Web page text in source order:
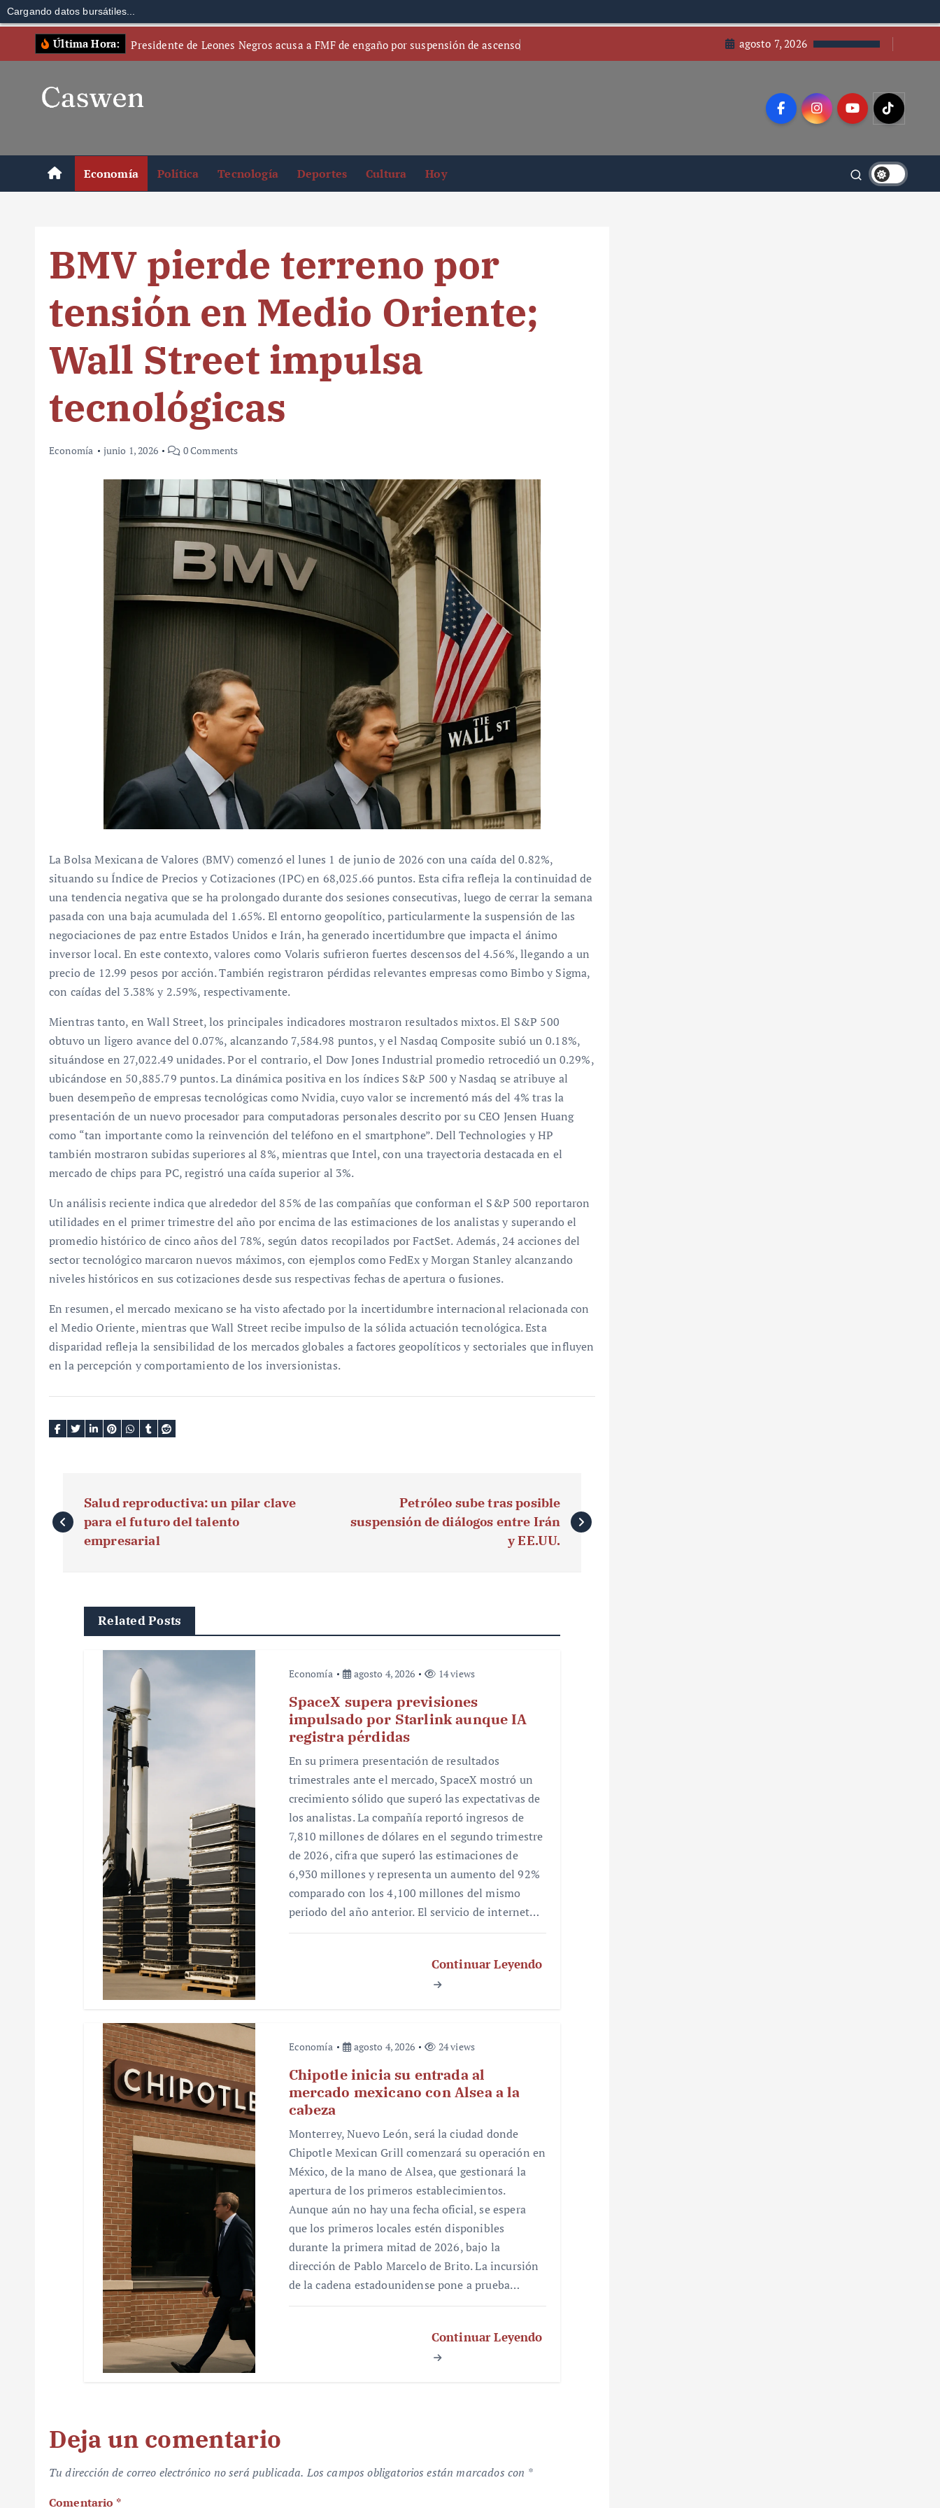
Cargando datos bursátiles...
Última Hora: Presidente de Leones Negros acusa a FMF de engaño por suspensión de ascenso agosto 7, 2026
Economía Política Tecnología Deportes Cultura Hoy
BMV pierde terreno por
tensión en Medio Oriente;
Wall Street impulsa
tecnológicas
Economía junio 1, 2026 0 Comments
La Bolsa Mexicana de Valores (BMV) comenzó el lunes 1 de junio de 2026 con una caída del 0.82%,
situando su Índice de Precios y Cotizaciones (IPC) en 68,025.66 puntos. Esta cifra refleja la continuidad de
una tendencia negativa que se ha prolongado durante dos sesiones consecutivas, luego de cerrar la semana
pasada con una baja acumulada del 1.65%. El entorno geopolítico, particularmente la suspensión de las
negociaciones de paz entre Estados Unidos e Irán, ha generado incertidumbre que impacta el ánimo
inversor local. En este contexto, valores como Volaris sufrieron fuertes descensos del 4.56%, llegando a un
precio de 12.99 pesos por acción. También registraron pérdidas relevantes empresas como Bimbo y Sigma,
con caídas del 3.38% y 2.59%, respectivamente.
Mientras tanto, en Wall Street, los principales indicadores mostraron resultados mixtos. El S&P 500
obtuvo un ligero avance del 0.07%, alcanzando 7,584.98 puntos, y el Nasdaq Composite subió un 0.18%,
situándose en 27,022.49 unidades. Por el contrario, el Dow Jones Industrial promedio retrocedió un 0.29%,
ubicándose en 50,885.79 puntos. La dinámica positiva en los índices S&P 500 y Nasdaq se atribuye al
buen desempeño de empresas tecnológicas como Nvidia, cuyo valor se incrementó más del 4% tras la
presentación de un nuevo procesador para computadoras personales descrito por su CEO Jensen Huang
como “tan importante como la reinvención del teléfono en el smartphone”. Dell Technologies y HP
también mostraron subidas superiores al 8%, mientras que Intel, con una trayectoria destacada en el
mercado de chips para PC, registró una caída superior al 3%.
Un análisis reciente indica que alrededor del 85% de las compañías que conforman el S&P 500 reportaron
utilidades en el primer trimestre del año por encima de las estimaciones de los analistas y superando el
promedio histórico de cinco años del 78%, según datos recopilados por FactSet. Además, 24 acciones del
sector tecnológico marcaron nuevos máximos, con ejemplos como FedEx y Morgan Stanley alcanzando
niveles históricos en sus cotizaciones desde sus respectivas fechas de apertura o fusiones.
En resumen, el mercado mexicano se ha visto afectado por la incertidumbre internacional relacionada con
el Medio Oriente, mientras que Wall Street recibe impulso de la sólida actuación tecnológica. Esta
disparidad refleja la sensibilidad de los mercados globales a factores geopolíticos y sectoriales que influyen
en la percepción y comportamiento de los inversionistas.
a
Salud reproductiva: un pilar clave
para el futuro del talento
empresarial
Petróleo sube tras posible
suspensión de diálogos entre Irán
y EE.UU.
Related Posts
Economía agosto 4, 2026 14 views
SpaceX supera previsiones
impulsado por Starlink aunque IA
registra pérdidas
En su primera presentación de resultados
trimestrales ante el mercado, SpaceX mostró un
crecimiento sólido que superó las expectativas de
los analistas. La compañía reportó ingresos de
7,810 millones de dólares en el segundo trimestre
de 2026, cifra que superó las estimaciones de
6,930 millones y representa un aumento del 92%
comparado con los 4,100 millones del mismo
periodo del año anterior. El servicio de internet…
Continuar Leyendo
Economía agosto 4, 2026 24 views
Chipotle inicia su entrada al
mercado mexicano con Alsea a la
cabeza
Monterrey, Nuevo León, será la ciudad donde
Chipotle Mexican Grill comenzará su operación en
México, de la mano de Alsea, que gestionará la
apertura de los primeros establecimientos.
Aunque aún no hay una fecha oficial, se espera
que los primeros locales estén disponibles
durante la primera mitad de 2026, bajo la
dirección de Pablo Marcelo de Brito. La incursión
de la cadena estadounidense pone a prueba…
Continuar Leyendo
Deja un comentario
Tu dirección de correo electrónico no será publicada. Los campos obligatorios están marcados con *
Comentario *